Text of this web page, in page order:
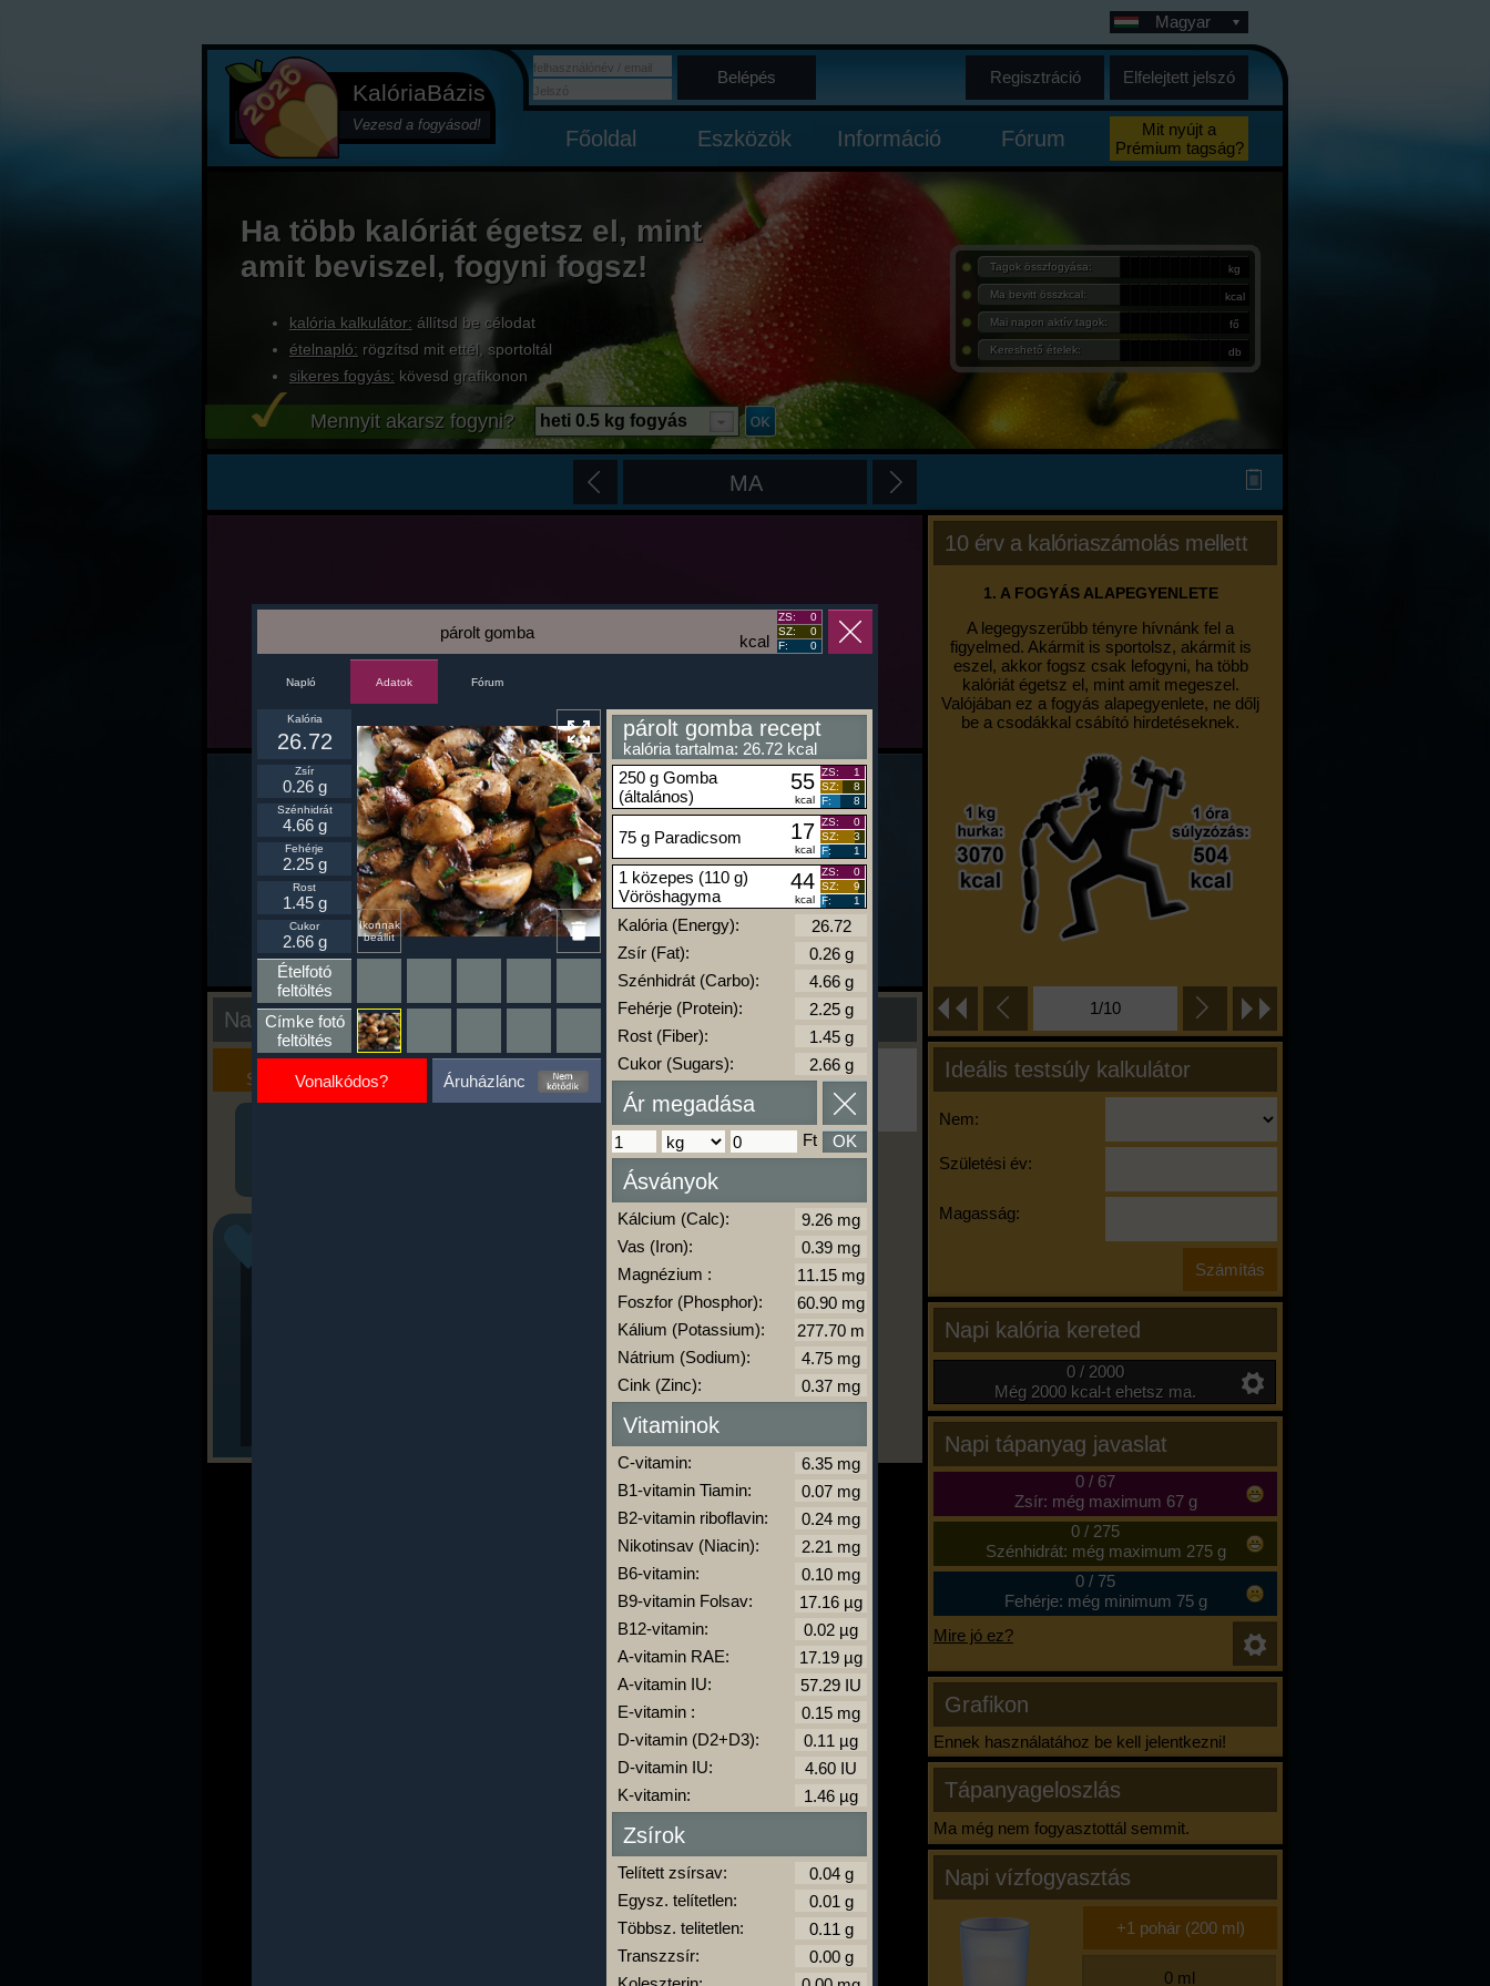
KalóriaBázis
Vezesd a fogyásod!
Magyar
Belépés Regisztráció Elfelejtett jelszó
Főoldal Eszközök Információ Fórum
Mit nyújt a
Prémium tagság?
Ha több kalóriát égetsz el, mint
amit beviszel, fogyni fogsz!
kalória kalkulátor: állítsd be célodat
ételnapló: rögzítsd mit ettél, sportoltál
sikeres fogyás: kövesd grafikonon
Tagok összfogyása: kg
Ma bevitt összkcal: kcal
Mai napon aktív tagok: fő
Kereshető ételek: db
Mennyit akarsz fogyni? heti 0.5 kg fogyás
MA
10 érv a kalóriaszámolás mellett
1. A FOGYÁS ALAPEGYENLETE
A legegyszerűbb tényre hívnánk fel a
figyelmed. Akármit is sportolsz, akármit is
eszel, akkor fogsz csak lefogyni, ha több
kalóriát égetsz el, mint amit megeszel.
Valójában ez a fogyás alapegyenlete, ne dőlj
be a csodákkal csábító hirdetéseknek.
1/10
Ideális testsúly kalkulátor
Nem:
Születési év:
Magasság:
Napi kalória kereted
0 / 2000
Még 2000 kcal-t ehetsz ma.
Napi tápanyag javaslat
0/ 67
Zsír: még maximum 67 g
0/ 275
Szénhidrát: még maximum 275 g
0/ 75
Fehérje: még minimum 75 g
Mire jó ez?
Grafikon
Ennek használatához be kell jelentkezni!
Tápanyageloszlás
Ma még nem fogyasztottál semmit.
Napi vízfogyasztás
Nap kiértékelése
Kalória
Szimulátor
Szöveges
Értékelés
Ha ma már nem eszel/sportolsz többet,
kattints a kiértékelésre!
A Kalória Szimulátor Prémium funkció.
-
kcal
párolt gomba
ZS:
0
SZ:
0
F:
0
Napló Adatok Fórum
Ikonnak
beállít
Kalória
26.72
Zsír
0.26 g
Szénhidrát
4.66 g
Fehérje
2.25 g
Rost
1.45 g
Cukor
2.66 g
Ételfotó
feltöltés
Címke fotó
feltöltés
Vonalkódos? Áruházlánc
párolt gomba recept
kalória tartalma: 26.72 kcal
250 g Gomba
(általános)
55
kcal
ZS:
1
SZ:
8
F:
8
75 g Paradicsom 17
kcal
ZS:
0
SZ:
3
F:
1
1 közepes (110 g)
Vöröshagyma
44
kcal
ZS:
0
SZ:
9
F:
1
Kalória (Energy):
Zsír (Fat):
Szénhidrát (Carbo):
Fehérje (Protein):
Rost (Fiber):
Cukor (Sugars):
Ár megadása
Ft OK
Ásványok
Kálcium (Calc):
Vas (Iron):
Magnézium :
Foszfor (Phosphor):
Kálium (Potassium):
Nátrium (Sodium):
Cink (Zinc):
Vitaminok
C-vitamin:
B1-vitamin Tiamin:
B2-vitamin riboflavin:
Nikotinsav (Niacin):
B6-vitamin:
B9-vitamin Folsav:
B12-vitamin:
A-vitamin RAE:
A-vitamin IU:
E-vitamin :
D-vitamin (D2+D3):
D-vitamin IU:
K-vitamin:
Zsírok
Telített zsírsav:
Egysz. telítetlen:
Többsz. telitetlen:
Transzzsír: